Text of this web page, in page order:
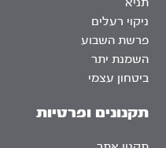
ניקוי רעלים
פרשת השבוע
השמנת יתר
ביטחון עצמי
תקנונים ופרטיות